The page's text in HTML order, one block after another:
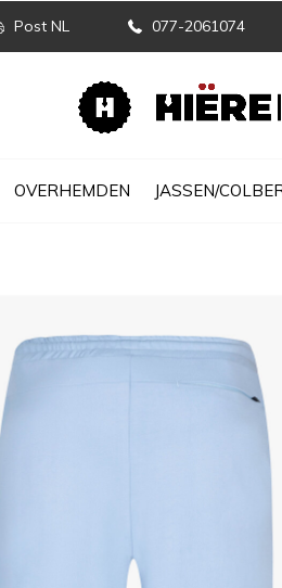
OVERHEMDEN JASSEN/
Post NL 077-2061074